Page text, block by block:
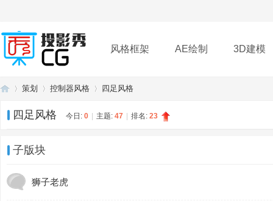
风格框架 AE绘制 3D建模
插件 帮助 下载
策划 控制器风格 四足风格
四足风格 今日: 0 主题: 47 排名: 23
子版块
狮子老虎